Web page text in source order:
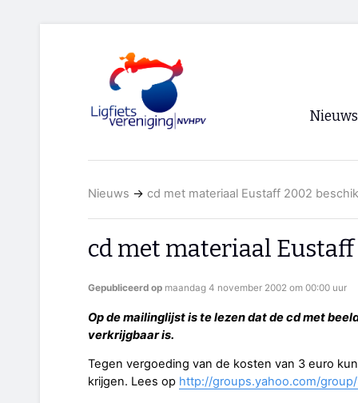
Nieuws
RSS
Nieuws → cd met materiaal Eustaff 2002
cd met materiaal
Gepubliceerd op maandag 4 november 2002 om 00:00 uur
Op de mailinglijst is te lezen dat de cd met
verkrijgbaar is.
Tegen vergoeding van de kosten van 3 euro
krijgen. Lees op http://groups.yahoo.com/